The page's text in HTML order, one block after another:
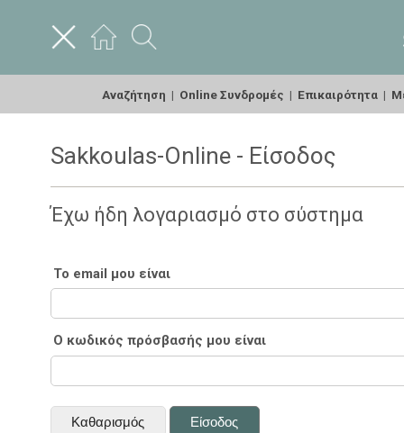
Αναζήτηση | Online Συνδρομές | Επικαιρότητα |
Sakkoulas-Online - Είσοδος
Έχω ήδη λογαριασμό στο σύστημα
Το email μου είναι
Ο κωδικός πρόσβασής μου είναι